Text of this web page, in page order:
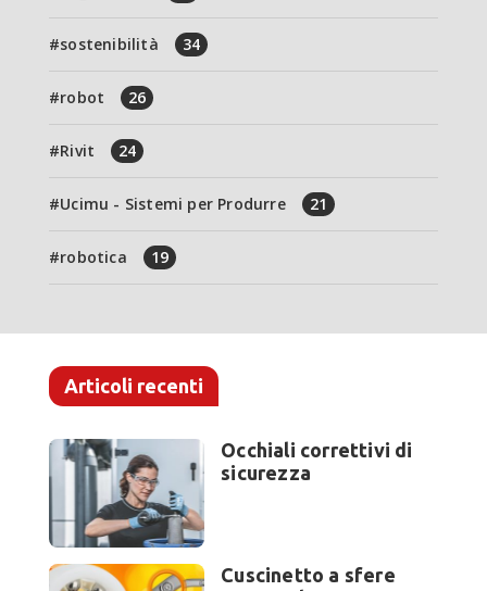
sostenibilità 34
robot 26
Rivit 24
Ucimu - Sistemi per Produrre 21
robotica 19
Articoli recenti
Occhiali correttivi di
sicurezza
Cuscinetto a sfere